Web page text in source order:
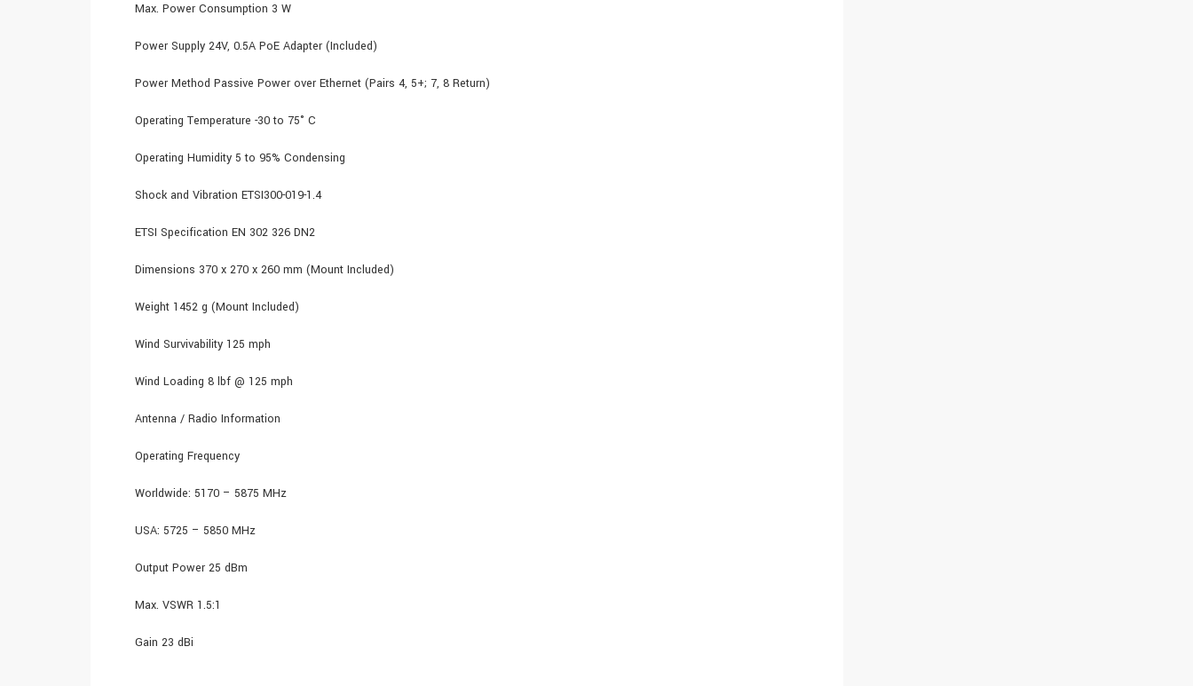
Max. Power Consumption 3 W
Power Supply 24V, 0.5A PoE Adapter (Included)
Power Method Passive Power over Ethernet (Pairs 4, 5+; 7, 8 Return)
Operating Temperature -30 to 75° C
Operating Humidity 5 to 95% Condensing
Shock and Vibration ETSI300-019-1.4
ETSI Specification EN 302 326 DN2
Dimensions 370 x 270 x 260 mm (Mount Included)
Weight 1452 g (Mount Included)
Wind Survivability 125 mph
Wind Loading 8 lbf @ 125 mph
Antenna / Radio Information
Operating Frequency
Worldwide: 5170 – 5875 MHz
USA: 5725 – 5850 MHz
Output Power 25 dBm
Max. VSWR 1.5:1
Gain 23 dBi